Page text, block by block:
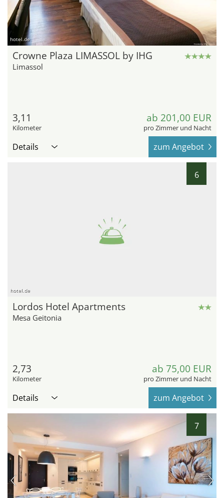
hotel.de
Crowne Plaza LIMASSOL by IHG
Limassol
3,11
Kilometer
ab 201,00 EUR
pro Zimmer und Nacht
Details zum Angebot
6
hotel.de
Lordos Hotel Apartments
Mesa Geitonia
2,73
Kilometer
ab 75,00 EUR
pro Zimmer und Nacht
Details zum Angebot
7